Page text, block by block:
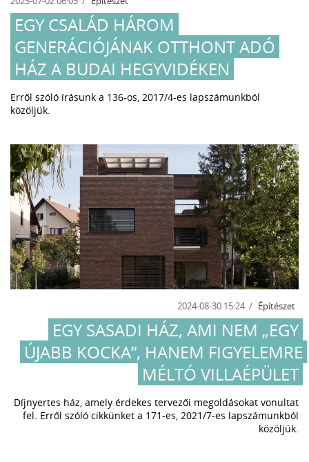
EGY CSALÁD HÁROM
GENERÁCIÓJÁNAK OTTHONT ADÓ
HÁZ A BUDAI HEGYVIDÉKEN
Erről szóló írásunk a 136-os, 2017/4-es lapszámunkból
közöljük.
2024-08-30 15:24 Építészet
EGY SASADI HÁZ, AMI NEM „EGY
ÚJABB KOCKA”, HANEM FIGYELEMRE
MÉLTÓ VILLAÉPÜLET
Díjnyertes ház, amely érdekes tervezői megoldásokat vonultat
fel. Erről szóló cikkünket a 171-es, 2021/7-es lapszámunkból
közöljük.